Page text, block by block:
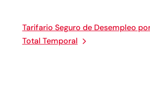
Tarifario Seguro de Desempleo
Total Temporal